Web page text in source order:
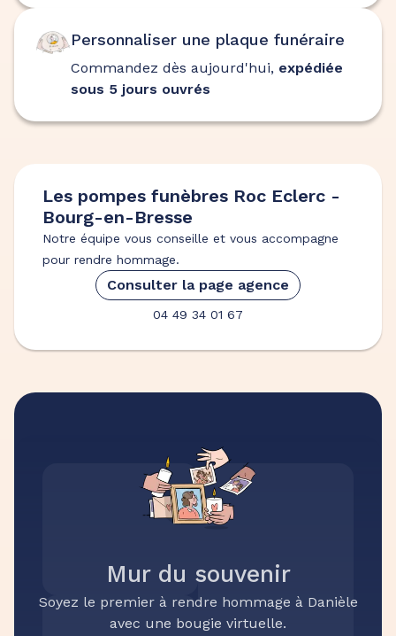
Personnaliser une plaque funéraire
Commandez dès aujourd'hui, expédiée
sous 5 jours ouvrés
Les pompes funèbres Roc Eclerc -
Bourg-en-Bresse
Notre équipe vous conseille et vous accompagne
pour rendre hommage.
Consulter la page agence
04 49 34 01 67
Mur du souvenir
Soyez le premier à rendre hommage à Danièle
avec une bougie virtuelle.